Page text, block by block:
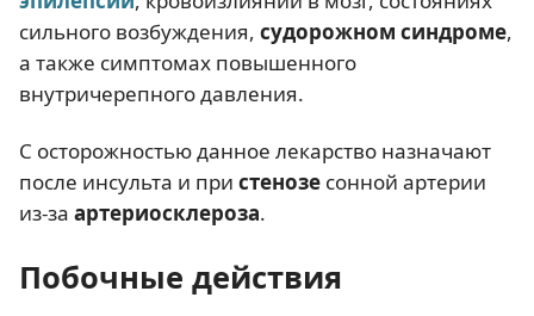
сильного возбуждения, судорожном синдроме,
а также симптомах повышенного
внутричерепного давления.
С осторожностью данное лекарство назначают
после инсульта и при стенозе сонной артерии
из-за артериосклероза.
Побочные действия